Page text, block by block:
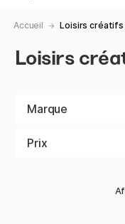
Accueil Loisirs créatifs
Loisirs
Marque
Prix